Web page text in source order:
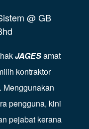
@ GB
JAGESamat
kontraktor
Menggunakan
pengguna, kini
pejabat kerana